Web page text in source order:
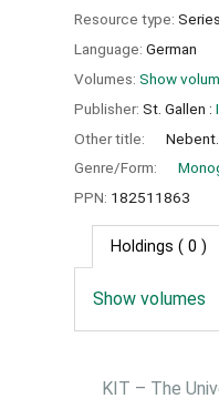
Resource type: Series
Language: German
Volumes: Show
Publisher: St. Gallen :
Other title:
Genre/Form:
PPN: 182511863
Holdings ( 0 )
Show volumes
KIT – The